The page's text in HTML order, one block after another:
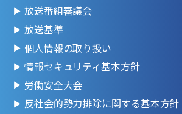
放送番組審議会
放送基準
個人情報の取り扱い
情報セキュリティ基本方針
労働安全大会
反社会的勢力排除に関する基本方針